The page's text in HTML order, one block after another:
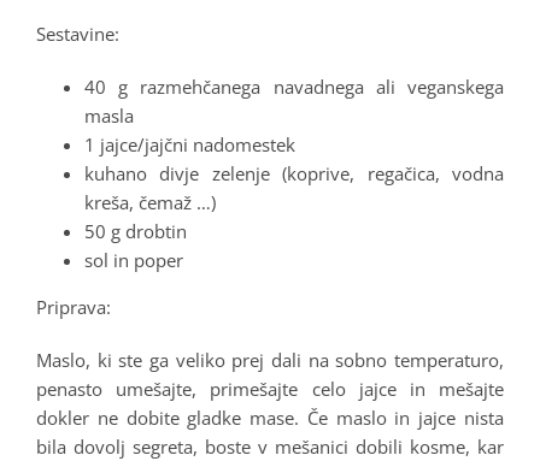
Sestavine:
40 g razmehčanega navadnega ali veganskega
masla
1 jajce/jajčni nadomestek
kuhano divje zelenje (koprive, regačica, vodna
kreša, čemaž …)
50 g drobtin
sol in poper
Priprava:
Maslo, ki ste ga veliko prej dali na sobno temperaturo,
penasto umešajte, primešajte celo jajce in mešajte
dokler ne dobite gladke mase. Če maslo in jajce nista
bila dovolj segreta, boste v mešanici dobili kosme, kar